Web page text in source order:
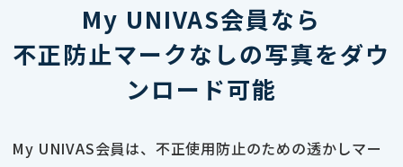
My UNIVAS会員なら
不正防止マークなしの写真をダウ
ンロード可能
My UNIVAS会員は、不正使用防止のための透かしマー